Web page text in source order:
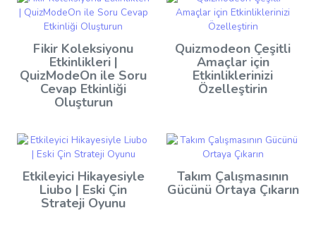
Fikir Koleksiyonu
Etkinlikleri |
QuizModeOn ile Soru
Cevap Etkinliği
Oluşturun
Quizmodeon Çeşitli
Amaçlar için
Etkinliklerinizi
Özelleştirin
Etkileyici Hikayesiyle
Liubo | Eski Çin
Strateji Oyunu
Takım Çalışmasının
Gücünü Ortaya Çıkarın